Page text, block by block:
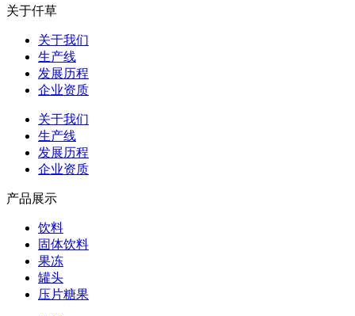
关于仟草
关于我们
生产线
发展历程
企业资质
关于我们
生产线
发展历程
企业资质
产品展示
饮料
固体饮料
果冻
罐头
压片糖果